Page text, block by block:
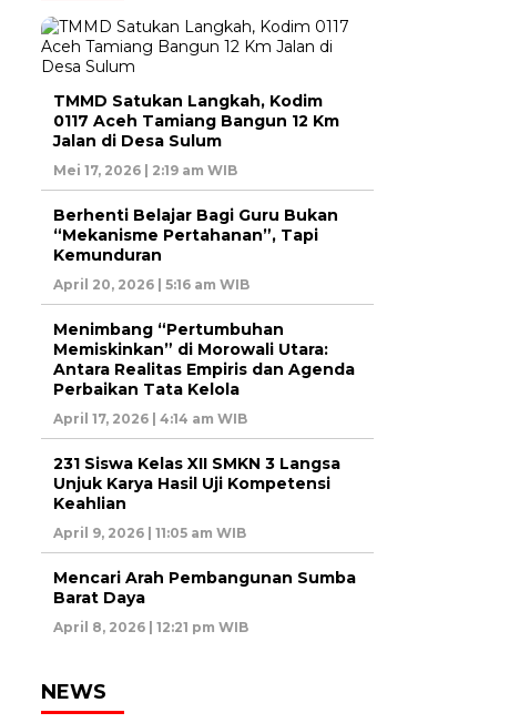
TMMD Satukan Langkah, Kodim
0117 Aceh Tamiang Bangun 12 Km
Jalan di Desa Sulum
Mei 17, 2026 | 2:19 am WIB
Berhenti Belajar Bagi Guru Bukan
“Mekanisme Pertahanan”, Tapi
Kemunduran
April 20, 2026 | 5:16 am WIB
Menimbang “Pertumbuhan
Memiskinkan” di Morowali Utara:
Antara Realitas Empiris dan Agenda
Perbaikan Tata Kelola
April 17, 2026 | 4:14 am WIB
231 Siswa Kelas XII SMKN 3 Langsa
Unjuk Karya Hasil Uji Kompetensi
Keahlian
April 9, 2026 | 11:05 am WIB
Mencari Arah Pembangunan Sumba
Barat Daya
April 8, 2026 | 12:21 pm WIB
NEWS